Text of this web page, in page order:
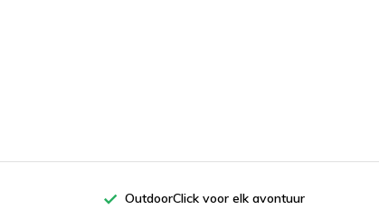
OutdoorClick voor elk avontuur